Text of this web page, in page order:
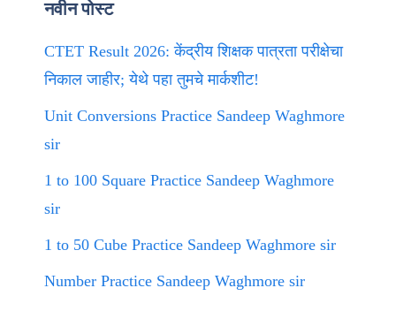
नवीन पोस्ट
CTET Result 2026: केंद्रीय शिक्षक पात्रता परीक्षेचा
निकाल जाहीर; येथे पहा तुमचे मार्कशीट!
Unit Conversions Practice Sandeep Waghmore
sir
1 to 100 Square Practice Sandeep Waghmore
sir
1 to 50 Cube Practice Sandeep Waghmore sir
Number Practice Sandeep Waghmore sir